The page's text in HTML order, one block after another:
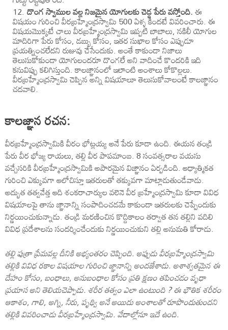
దొంగ స్వాముల వల్ల నిజమైన యోగులకు చెడ్డ పేరు వస్తోంది.ఈ
విషయం గురించి వీరబ్రహ్మేంద్రస్వామి 500 ఏళ్ళ కిందటే వివరించారు. ఈ
విషయమొక్కటే చాలు వీరబ్రహ్మేంద్రస్వామి ఇప్పటి బాబాలు, నకిలీ యోగుల
మాదిరిగా పేరు కోసం, డబ్బు కోసం, ఇతర సుఖాల కోసం ఎప్పుడూ
ప్రయత్నించలేదని రుజువు చేసేందుకు. అంతే కాకుండా నిజాలు
తెలుసుకోకుండా యోగులందరూ దొంగలే అని వాదించే కొందరికి ఇది
కనువిప్పు కలిగిస్తుంది. కాలజ్ఞానంలో ఇలాంటి అంశాలు కోకొల్లలు.
వీరబ్రహ్మేంద్రస్వామి చెప్పిన అన్ని విషయాలూ తెలుసుకోవాలంటే కాలజ్ఞానం
చదవాలి.
కాలజ్ఞాన రచన:
వీరబ్రహ్మేంద్రస్వామికి వీరం భోట్లయ్య అనే పేరు కూడా ఉంది. ఈయన తండ్రి
పేరు వీర భోజ్య రాయలు, తల్లి వీర పాపమాంబ. 8 సంవత్సరాల వయసు
వచ్చేసరికి వీరబ్రహ్మేంద్రస్వామికి అపారమైన విజ్ఞానం ఏర్పడింది. ఆధ్యాత్మికత
గురించి ఎక్కువగా ఆలోచిస్తూ ఇతరులతో తక్కువగా మాట్లాడుతుండేవాడు.
అద్భుత తత్వవేత్త ఆది శంకరాచార్యుల వలెనె వీర బ్రహ్మేంద్రస్వామి కూడా వివిధ
విషయాలపై తాను జ్ఞానాన్ని సంపాదించడమే కాకుండా ఇతరులకు చెప్పేందుకు
నిర్ణయించుకున్నాడు. తండ్రి మరణించిన కొద్దికాలం తర్వాత తన తల్లిని వదిలి
వివిధ ప్రదేశాలను సందర్శించేందుకు నిర్ణయించుకుని తల్లి అనుమతి కోరాడు.
తల్లి పుత్రా ప్రేమవల్ల దీనికి అభ్యంతరం చెప్పింది. అప్పుడు వీరబ్రహ్మేంద్రస్వామి
తల్లికి వివిధ రకాల విషయాల గురించి జ్ఞానాన్ని అందజేశాడు. అశాశ్వతమైన ఈ
దేహం కోసం, బంధాలు, అనుబంధాల కోసం ప్రతి క్షణం తపించడం వృధా
ప్రయాస అని తెలియచెప్పాడు. శరీర తత్వం ఎలా ఉంటుంది ? ఈ భౌతిక శరీరం
ఆకాశం, గాలి, అగ్ని, నీరు, పృథ్వి అనే అయిదు అంశాలతో రూపొందుతుందని
తల్లికి వివరించాడు వీరబ్రహ్మేంద్రస్వామి. వేదాల్లోనూ ఇదే ఉంది.